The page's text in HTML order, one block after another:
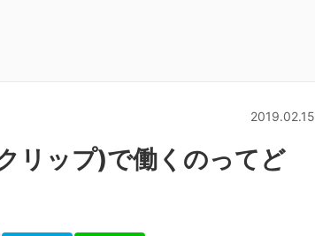
2019.02.15
リップ)で働くのってど